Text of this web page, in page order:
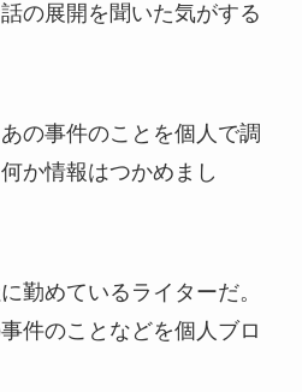
の展開を聞いた気がする
の事件のことを個人で調
か情報はつかめまし
勤めているライターだ。
件のことなどを個人ブロ